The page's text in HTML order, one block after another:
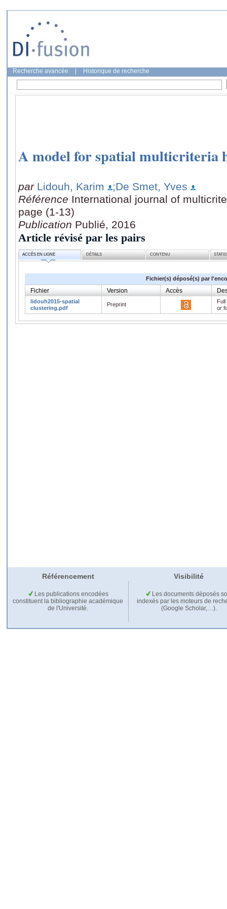
Recherche avancée Historique de recherche
A model for spatial multicriteria
par Lidouh, Karim
;De Smet, Yves
Référence International journal of
page (1-13)
Publication Publié, 2016
Article révisé par les pairs
ACCÈS EN LIGNE DÉTAILS CONTENU
Fichier(s) déposé(s) par
Fichier Version Accès
lidouh2015-spatial
clustering.pdf
Preprint
or
Référencement Visibilité
Les publications encodées
constituent la bibliographie académique
de l'Université.
Les documents déposés
indexés par les moteurs de
(Google Scholar,…).